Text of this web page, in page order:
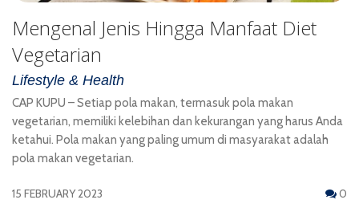
Mengenal Jenis Hingga Manfaat Diet
Vegetarian
Lifestyle & Health
CAP KUPU – Setiap pola makan, termasuk pola makan
vegetarian, memiliki kelebihan dan kekurangan yang harus Anda
ketahui. Pola makan yang paling umum di masyarakat adalah
pola makan vegetarian.
15 FEBRUARY 2023 0